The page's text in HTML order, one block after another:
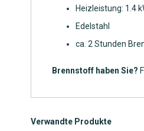
Heizleistung: 1.4
Edelstahl
ca. 2 Stunden
Brennstoff haben Sie?
Verwandte Produkte